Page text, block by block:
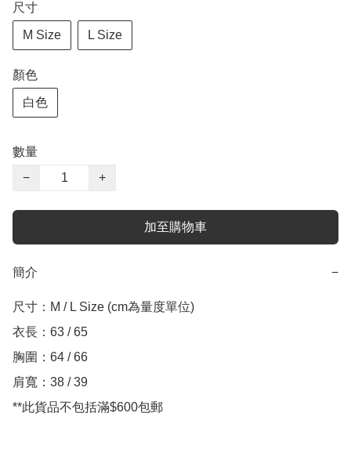
尺寸
M Size L Size
顏色
白色
數量
−
+
加至購物車
簡介 −
尺寸：M / L Size (cm為量度單位)
衣長：63 / 65
胸圍：64 / 66
肩寬：38 / 39
**此貨品不包括滿$600包郵